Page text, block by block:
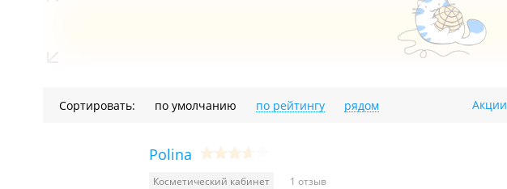
Сортировать: по умолчанию по рейтингу рядом Акции
Polina
Косметический кабинет 1 отзыв